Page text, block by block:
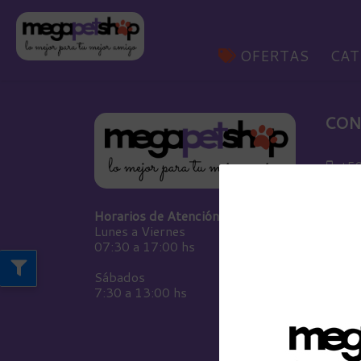
OFERTAS
Horarios de Atención:
Lunes a Viernes
07:30 a 17:00 hs
Sábados
7:30 a 13:00 hs